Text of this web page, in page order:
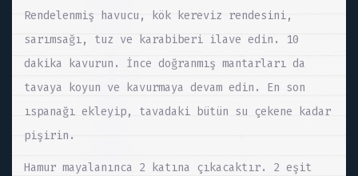
Rendelenmiş havucu, kök kereviz rendesini,
sarımsağı, tuz ve karabiberi ilave edin. 10
dakika kavurun. İnce doğranmış mantarları da
tavaya koyun ve kavurmaya devam edin. En son
ıspanağı ekleyip, tavadaki bütün su çekene kadar
pişirin.
Hamur mayalanınca 2 katına çıkacaktır. 2 eşit